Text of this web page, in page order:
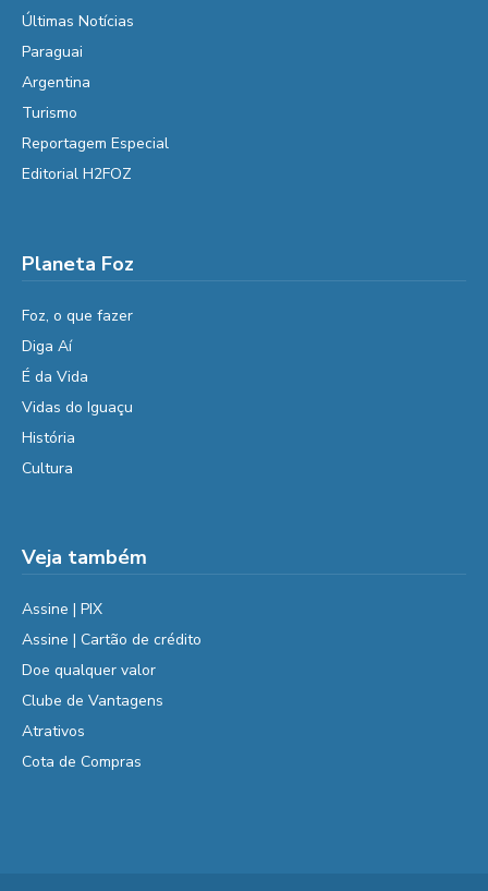
Últimas Notícias
Paraguai
Argentina
Turismo
Reportagem Especial
Editorial H2FOZ
Planeta Foz
Foz, o que fazer
Diga Aí
É da Vida
Vidas do Iguaçu
História
Cultura
Veja também
Assine | PIX
Assine | Cartão de crédito
Doe qualquer valor
Clube de Vantagens
Atrativos
Cota de Compras